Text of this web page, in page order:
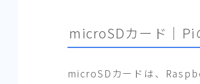
microSDカード｜Pi
microSDカードは、